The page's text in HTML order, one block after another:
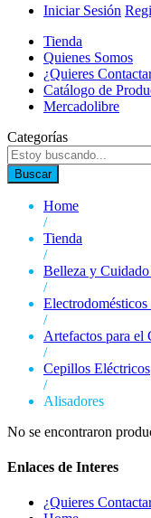
Iniciar Sesión
Tienda
Quienes Somos
¿Quieres
Catálogo de
Mercadolibre
Categorías
Buscar
Home
/
Tienda
/
Belleza y Cuidado
/
Electrodomésticos
/
Artefactos para el
/
Cepillos Eléctricos
/
Alisadores
No se encontraron
Enlaces de Interes
¿Quieres